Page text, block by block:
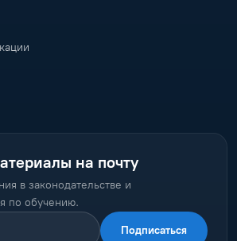
на почту
в законодательстве и
по обучению.
Подписаться